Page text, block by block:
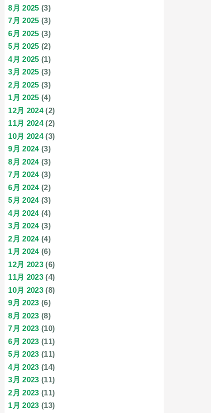
8月 2025 (3)
7月 2025 (3)
6月 2025 (3)
5月 2025 (2)
4月 2025 (1)
3月 2025 (3)
2月 2025 (3)
1月 2025 (4)
12月 2024(2)
11月 2024(2)
10月 2024(3)
9月 2024(3)
8月 2024(3)
7月 2024(3)
6月 2024(2)
5月 2024(3)
4月 2024(4)
3月 2024(3)
2月 2024(4)
1月 2024(6)
12月 2023 (6)
11月 2023 (4)
10月 2023 (8)
9月 2023 (6)
8月 2023 (8)
7月 2023 (10)
6月 2023 (11)
5月 2023 (11)
4月 2023 (14)
3月 2023 (11)
2月 2023 (11)
1月 2023 (13)